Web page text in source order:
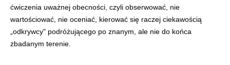
ćwiczenia uważnej obecności, czyli obserwować, nie
wartościować, nie oceniać, kierować się raczej ciekawością
„odkrywcy" podróżującego po znanym, ale nie do końca
zbadanym terenie.